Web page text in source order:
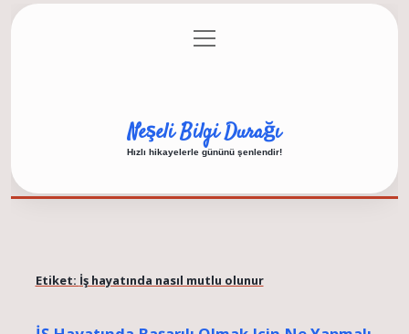
Gizlilik Politikası
menüyü
aç
Neşeli Bilgi Durağı
Hızlı hikayelerle gününü şenlendir!
Etiket: İş hayatında nasıl mutlu olunur